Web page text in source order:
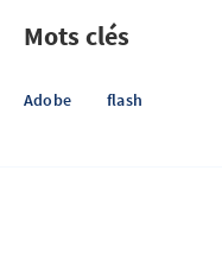
Mots clés
Adobe flash